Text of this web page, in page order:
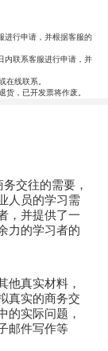
进行申请，并根据客服的
内联系客服进行申请，并
线联系。
，已开发票将作废。
交往的需要，
人员的学习需
，并提供了一
力的学习者的
他真实材料，
真实的商务交
的实际问题，
邮件写作等